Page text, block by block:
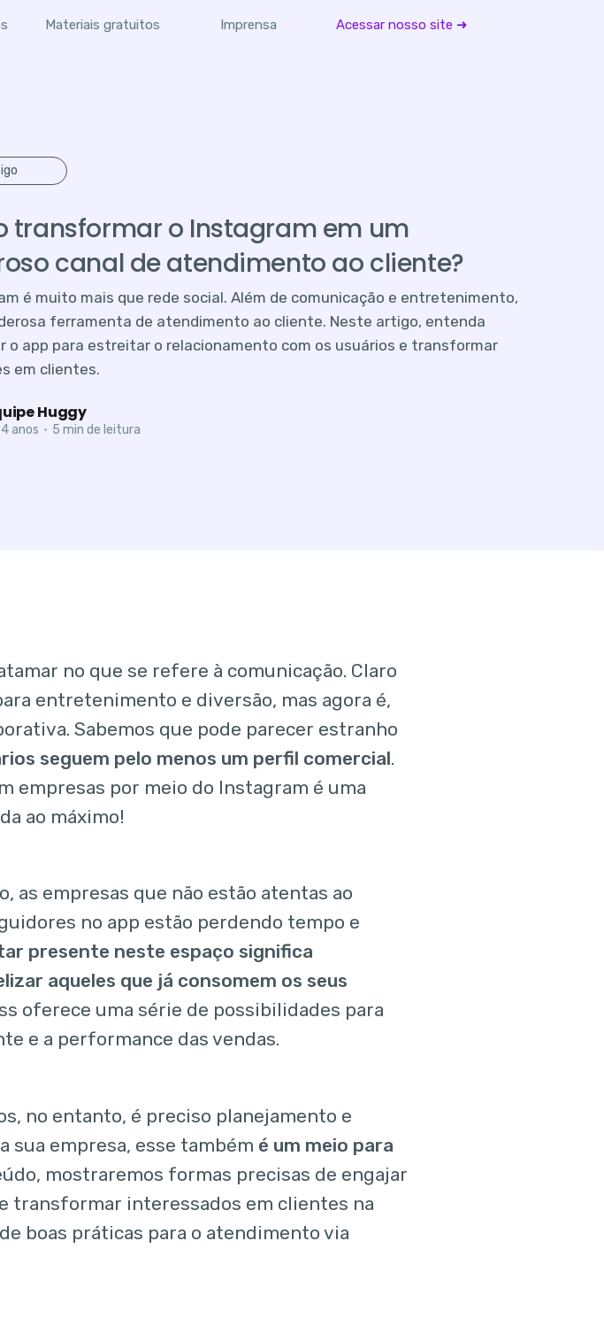
Materiais gratuitos Imprensa Acessar nosso site ➜
transformar o Instagram em um
canal de atendimento ao cliente?
é muito mais que rede social. Além de comunicação e entretenimento,
ferramenta de atendimento ao cliente. Neste artigo, entenda
o app para estreitar o relacionamento com os usuários e transformar
em clientes.
Huggy
anos • 5 min de leitura
no que se refere à comunicação. Claro
entretenimento e diversão, mas agora é,
Sabemos que pode parecer estranho
seguem pelo menos um perfil comercial.
empresas por meio do Instagram é uma
ao máximo!
as empresas que não estão atentas ao
no app estão perdendo tempo e
presente neste espaço significa
aqueles que já consomem os seus
oferece uma série de possibilidades para
e a performance das vendas.
no entanto, é preciso planejamento e
sua empresa, esse também é um meio para
mostraremos formas precisas de engajar
transformar interessados em clientes na
boas práticas para o atendimento via